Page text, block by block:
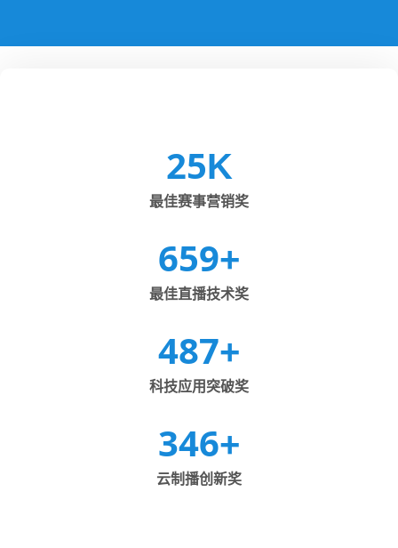
25K
最佳赛事营销奖
659+
最佳直播技术奖
487+
科技应用突破奖
346+
云制播创新奖